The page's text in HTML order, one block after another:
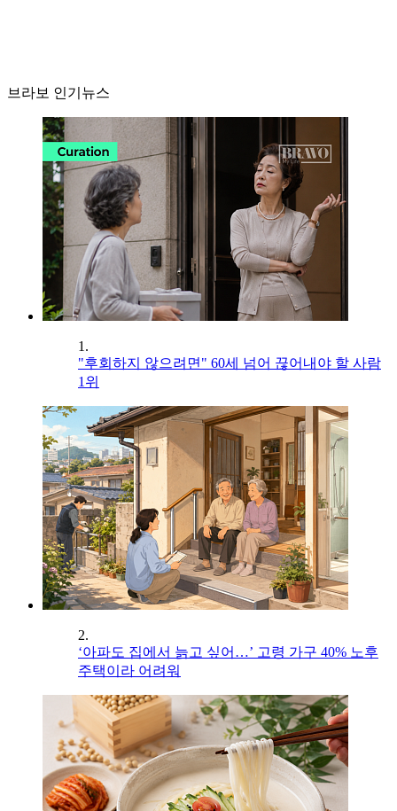
브라보 인기뉴스
1.
"후회하지 않으려면" 60세 넘어 끊어내야 할 사람
1위
2.
‘아파도 집에서 늙고 싶어…’ 고령 가구 40% 노후
주택이라 어려워